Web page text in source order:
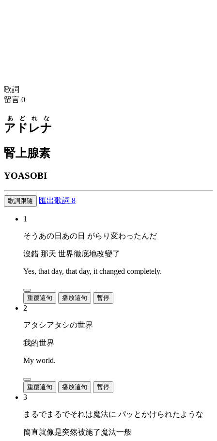
歌詞
留言 0
アドレナ
あどれな
腎上腺素
YOASOBI
歌詞跟隨 匯出歌詞 8
1
そうあの日あの日 がらり変わったんだ
沒錯 那天 世界徹底地改變了
Yes, that day, that day, it changed completely.
重覆這句 播放這句 暫停
2
アタシアタシの世界
我的世界
My world.
重覆這句 播放這句 暫停
3
まるでまるでそれは魔法に パッとかけられたような
簡直就像是突然被施了魔法一般